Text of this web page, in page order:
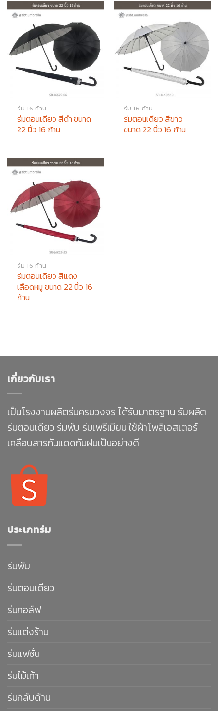
ร่ม 16 ก้าน
ร่มตอนเดียว สีดำ ขนาด
22 นิ้ว 16 ก้าน
ร่ม 16 ก้าน
ร่มตอนเดียว สีขาว
ขนาด 22 นิ้ว 16 ก้าน
ร่ม 16 ก้าน
ร่มตอนเดียว สีแดง
เลือดหมู ขนาด 22 นิ้ว 16
ก้าน
เกี่ยวกับเรา
เป็นโรงงานผลิตร่มครบวงจร ได้รับมาตรฐาน รับผลิต
ร่มตอนเดียว ร่มพับ ร่มเพรีเมียม ใช้ผ้าโพลีเอสเตอร์
เคลือบสารกันแดดกันฝนเป็นอย่างดี
ประเภทร่ม
ร่มพับ
ร่มตอนเดียว
ร่มกอล์ฟ
ร่มแต่งร้าน
ร่มแฟชั่น
ร่มไม้เท้า
ร่มกลับด้าน